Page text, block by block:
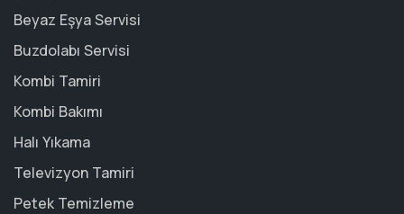
Beyaz Eşya Servisi
Buzdolabı Servisi
Kombi Tamiri
Kombi Bakımı
Halı Yıkama
Televizyon Tamiri
Petek Temizleme